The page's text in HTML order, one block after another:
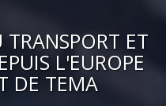
TRANSPORT ET
L'EUROPE
DE TEMA